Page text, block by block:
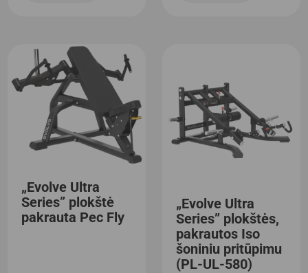
„Evolve Ultra
Series” plokštė
pakrauta Pec Fly
„Evolve Ultra
Series” plokštės,
pakrautos Iso
šoniniu pritūpimu
(PL-UL-580)